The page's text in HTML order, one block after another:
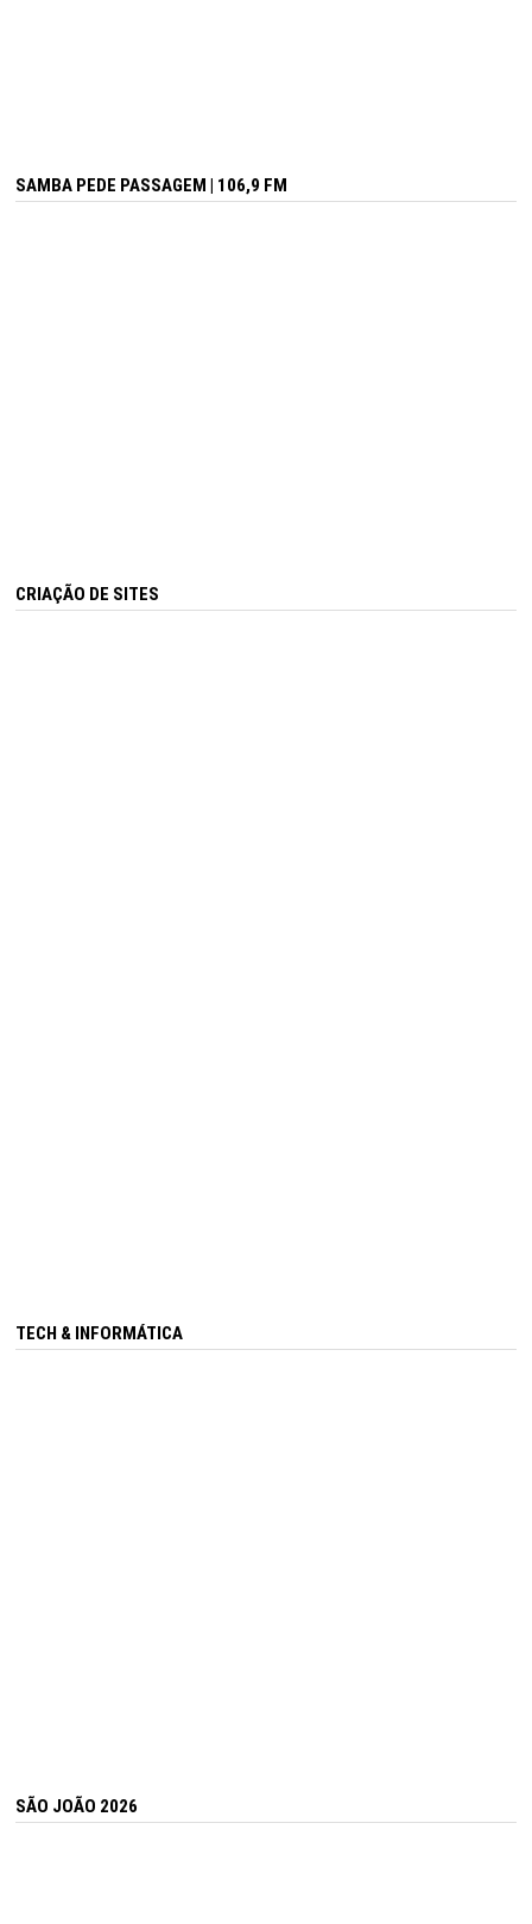
SAMBA PEDE PASSAGEM | 106,9 FM
CRIAÇÃO DE SITES
TECH & INFORMÁTICA
SÃO JOÃO 2026